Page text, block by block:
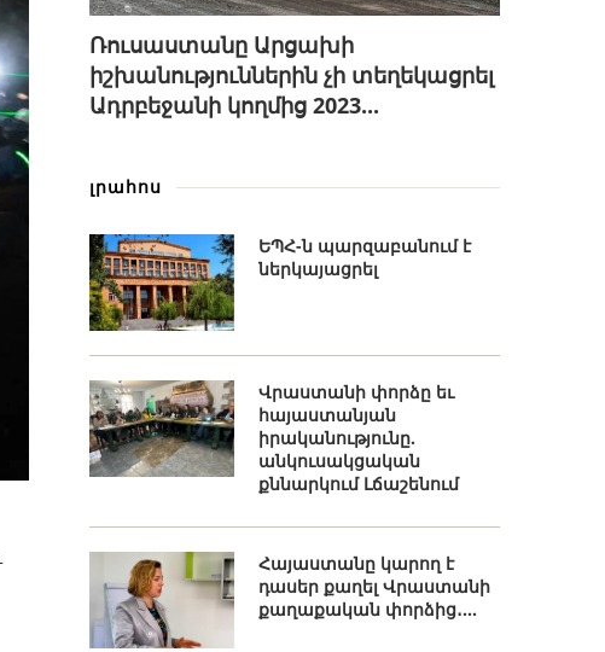
Ռուսաստանը Արցախի
իշխանություններին չի տեղեկացրել
Ադրբեջանի կողմից 2023...
լրահոս
ԵՊՀ-ն պարզաբանում է
ներկայացրել
Վրաստանի փորձը եւ
հայաստանյան
իրականությունը.
անկուսակցական
քննարկում Լճաշենում
Հայաստանը կարող է
դասեր քաղել Վրաստանի
քաղաքական փորձից․...